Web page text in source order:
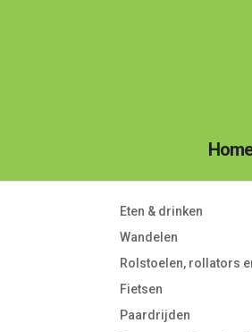
Home
Eten & drinken
Wandelen
Rolstoelen, rollators
Fietsen
Paardrijden